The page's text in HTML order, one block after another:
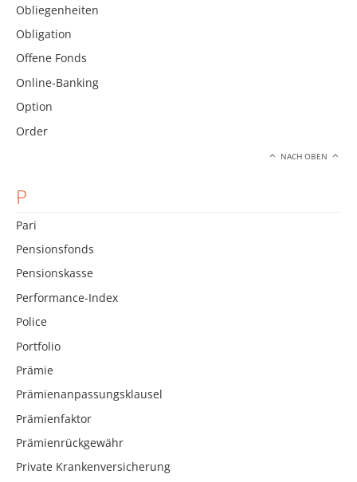
Obliegenheiten
Obligation
Offene Fonds
Online-Banking
Option
Order
NACH OBEN
P
Pari
Pensionsfonds
Pensionskasse
Performance-Index
Police
Portfolio
Prämie
Prämienanpassungsklausel
Prämienfaktor
Prämienrückgewähr
Private Krankenversicherung